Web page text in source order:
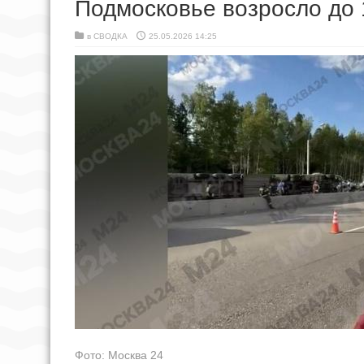
Подмосковье возросло до
в СВОДКА 25.05.2026 14:25
Фото: Москва 24